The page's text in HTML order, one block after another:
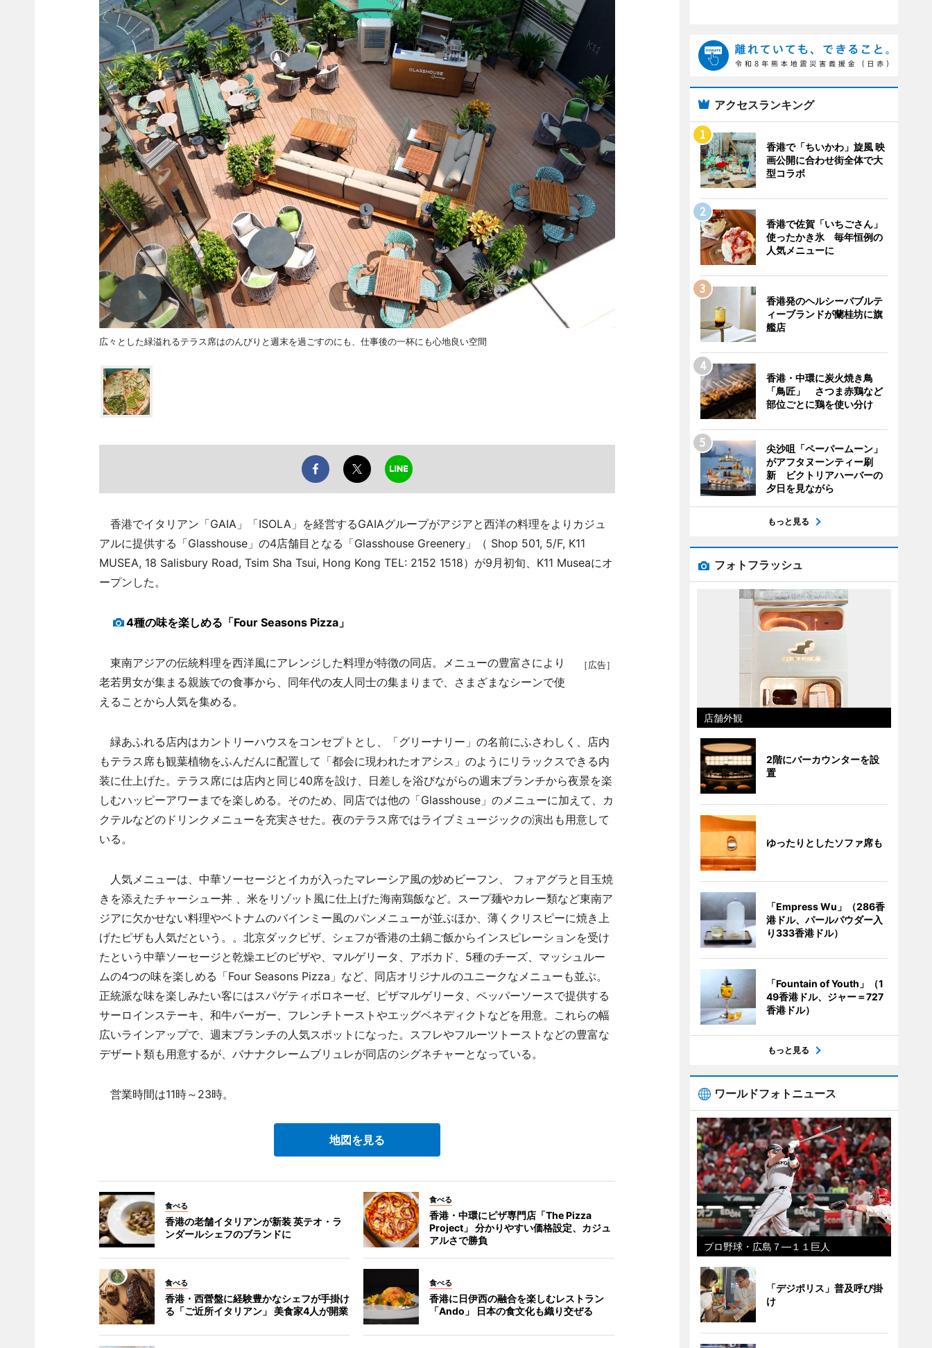
広々とした緑溢れるテラス席はのんびりと週末を過ごすのにも、仕事後の一杯にも心地良い空間
香港でイタリアン「GAIA」「ISOLA」を経営するGAIAグループがアジアと西洋の料理をよりカジュ
アルに提供する「Glasshouse」の4店舗目となる「Glasshouse Greenery」（ Shop 501, 5/F, K11
MUSEA, 18 Salisbury Road, Tsim Sha Tsui, Hong Kong TEL: 2152 1518）が9月初旬、K11 Museaにオ
ープンした。
4種の味を楽しめる「Four Seasons Pizza」
［広告］
東南アジアの伝統料理を西洋風にアレンジした料理が特徴の同店。メニューの豊富さにより
老若男女が集まる親族での食事から、同年代の友人同士の集まりまで、さまざまなシーンで使
えることから人気を集める。
緑あふれる店内はカントリーハウスをコンセプトとし、「グリーナリー」の名前にふさわしく、店内
もテラス席も観葉植物をふんだんに配置して「都会に現われたオアシス」のようにリラックスできる内
装に仕上げた。テラス席には店内と同じ40席を設け、日差しを浴びながらの週末ブランチから夜景を楽
しむハッピーアワーまでを楽しめる。そのため、同店では他の「Glasshouse」のメニューに加えて、カ
クテルなどのドリンクメニューを充実させた。夜のテラス席ではライブミュージックの演出も用意して
いる。
人気メニューは、中華ソーセージとイカが入ったマレーシア風の炒めビーフン、 フォアグラと目玉焼
きを添えたチャーシュー丼 、米をリゾット風に仕上げた海南鶏飯など。スープ麺やカレー類など東南ア
ジアに欠かせない料理やベトナムのバインミー風のパンメニューが並ぶほか、薄くクリスピーに焼き上
げたピザも人気だという。。北京ダックピザ、シェフが香港の土鍋ご飯からインスピレーションを受け
たという中華ソーセージと乾燥エビのピザや、マルゲリータ、アボカド、5種のチーズ、マッシュルー
ムの4つの味を楽しめる「Four Seasons Pizza」など、同店オリジナルのユニークなメニューも並ぶ。
正統派な味を楽しみたい客にはスパゲティボロネーゼ、ピザマルゲリータ、ペッパーソースで提供する
サーロインステーキ、和牛バーガー、フレンチトーストやエッグベネディクトなどを用意。これらの幅
広いラインアップで、週末ブランチの人気スポットになった。スフレやフルーツトーストなどの豊富な
デザート類も用意するが、バナナクレームブリュレが同店のシグネチャーとなっている。
営業時間は11時～23時。
地図を見る
食べる
香港の老舗イタリアンが新装 英テオ・ラ
ンダールシェフのブランドに
食べる
香港・中環にピザ専門店「The Pizza
Project」 分かりやすい価格設定、カジュ
アルさで勝負
食べる
香港・西營盤に経験豊かなシェフが手掛け
る「ご近所イタリアン」 美食家4人が開業
食べる
香港に日伊西の融合を楽しむレストラン
「Ando」 日本の食文化も織り交ぜる
アクセスランキング
香港で「ちいかわ」旋風 映
画公開に合わせ街全体で大
型コラボ
香港で佐賀「いちごさん」
使ったかき氷 毎年恒例の
人気メニューに
香港発のヘルシーバブルテ
ィーブランドが蘭桂坊に旗
艦店
香港・中環に炭火焼き鳥
「鳥匠」 さつま赤鶏など
部位ごとに鶏を使い分け
尖沙咀「ペーパームーン」
がアフタヌーンティー刷
新 ビクトリアハーバーの
夕日を見ながら
もっと見る
フォトフラッシュ
店舗外観
2階にバーカウンターを設
置
ゆったりとしたソファ席も
「Empress Wu」（286香
港ドル、パールパウダー入
り333香港ドル）
「Fountain of Youth」（1
49香港ドル、ジャー＝727
香港ドル）
もっと見る
ワールドフォトニュース
プロ野球・広島７―１１巨人
「デジポリス」普及呼び掛
け